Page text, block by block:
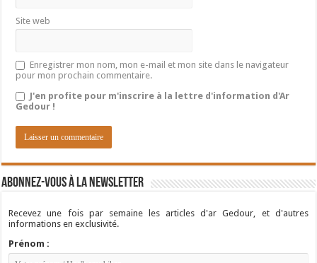
Site web
Enregistrer mon nom, mon e-mail et mon site dans le navigateur
pour mon prochain commentaire.
J'en profite pour m'inscrire à la lettre d'information d'Ar
Gedour !
Abonnez-vous à la newsletter
Recevez une fois par semaine les articles d'ar Gedour, et d'autres
informations en exclusivité.
Prénom :